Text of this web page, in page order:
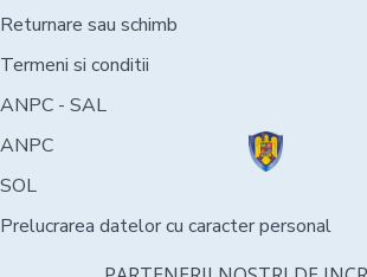
Returnare sau schimb
Termeni si conditii
ANPC - SAL
ANPC
SOL
Prelucrarea datelor cu caracter personal